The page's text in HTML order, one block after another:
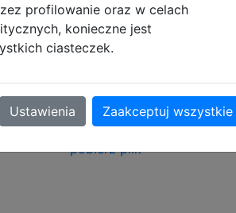
Informacje o
Artykuły tekstylne -
pobierz plik
profilowanie oraz w celach
konieczne jest
ciasteczek.
Ustawienia Zaakceptuj wszystkie